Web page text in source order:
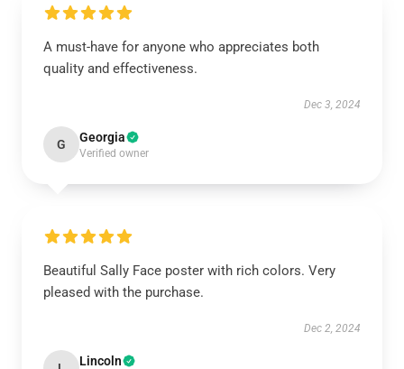
A must-have for anyone who appreciates both
quality and effectiveness.
Dec 3, 2024
G Georgia
Verified owner
Beautiful Sally Face poster with rich colors. Very
pleased with the purchase.
Dec 2, 2024
Lincoln